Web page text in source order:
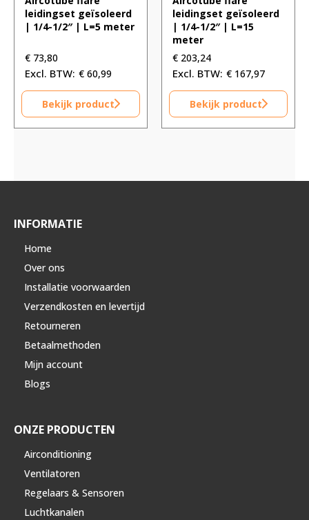
leidingset geïsoleerd
| 1/4-1/2″ | L=5 meter
€ 73,80
€ 60,99
Bekijk product
leidingset geïsoleerd
| 1/4-1/2″ | L=15
meter
€ 203,24
€ 167,97
Bekijk product
INFORMATIE
Home
Over ons
Installatie voorwaarden
Verzendkosten en levertijd
Retourneren
Betaalmethoden
Mijn account
Blogs
ONZE PRODUCTEN
Airconditioning
Ventilatoren
Regelaars & Sensoren
Luchtkanalen